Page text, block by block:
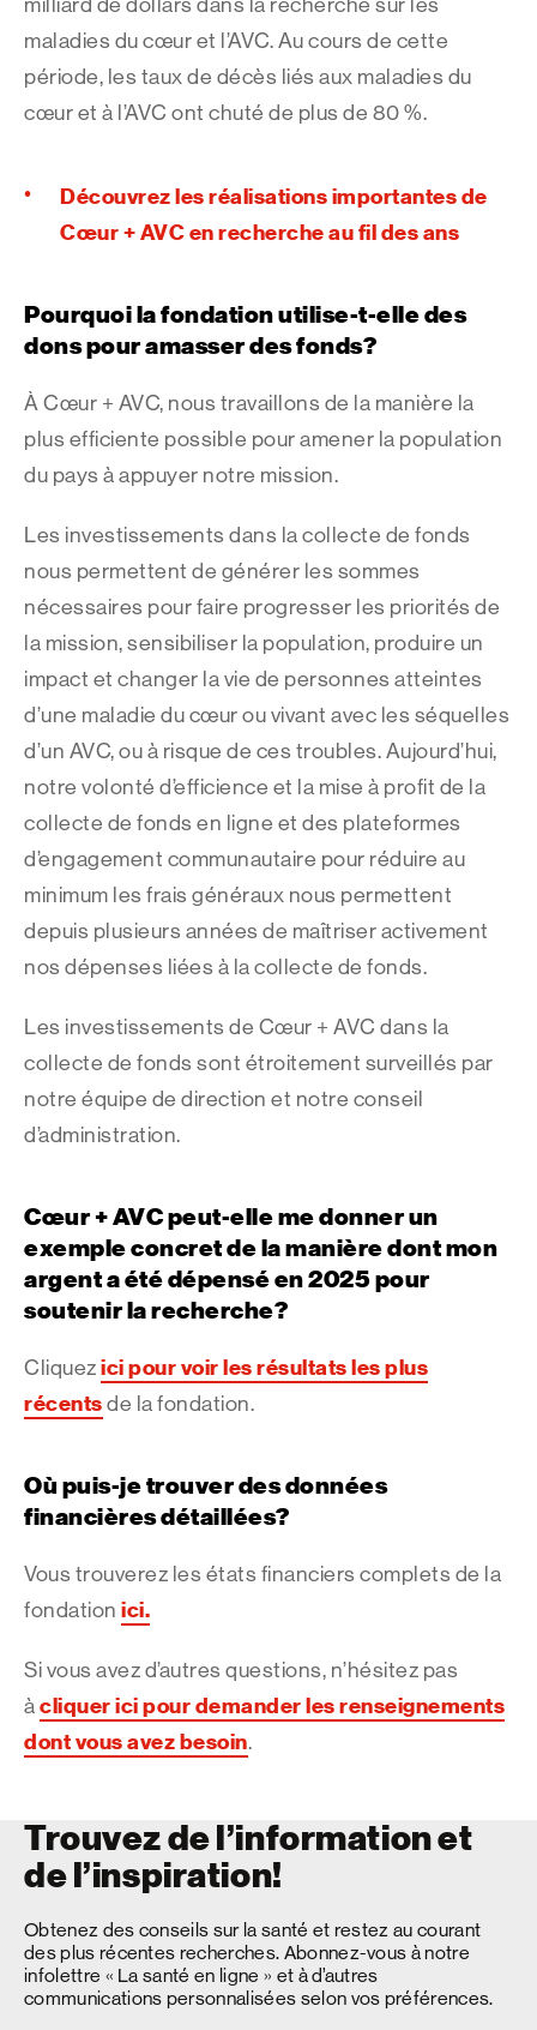
milliard de dollars dans la recherche sur les
maladies du cœur et l’AVC. Au cours de cette
période, les taux de décès liés aux maladies du
cœur et à l’AVC ont chuté de plus de 80 %.
Découvrez les réalisations importantes de
Cœur + AVC en recherche au fil des ans
Pourquoi la fondation utilise-t-elle des
dons pour amasser des fonds?
À Cœur + AVC, nous travaillons de la manière la
plus efficiente possible pour amener la population
du pays à appuyer notre mission.
Les investissements dans la collecte de fonds
nous permettent de générer les sommes
nécessaires pour faire progresser les priorités de
la mission, sensibiliser la population, produire un
impact et changer la vie de personnes atteintes
d’une maladie du cœur ou vivant avec les séquelles
d’un AVC, ou à risque de ces troubles. Aujourd’hui,
notre volonté d’efficience et la mise à profit de la
collecte de fonds en ligne et des plateformes
d’engagement communautaire pour réduire au
minimum les frais généraux nous permettent
depuis plusieurs années de maîtriser activement
nos dépenses liées à la collecte de fonds.
Les investissements de Cœur + AVC dans la
collecte de fonds sont étroitement surveillés par
notre équipe de direction et notre conseil
d’administration.
Cœur + AVC peut-elle me donner un
exemple concret de la manière dont mon
argent a été dépensé en 2025 pour
soutenir la recherche?
Cliquez ici pour voir les résultats les plus
récents de la fondation.
Où puis-je trouver des données
financières détaillées?
Vous trouverez les états financiers complets de la
fondation ici.
Si vous avez d’autres questions, n’hésitez pas
à cliquer ici pour demander les renseignements
dont vous avez besoin.
Trouvez de l’information et
de l’inspiration!
Obtenez des conseils sur la santé et restez au courant
des plus récentes recherches. Abonnez-vous à notre
infolettre « La santé en ligne » et à d’autres
communications personnalisées selon vos préférences.